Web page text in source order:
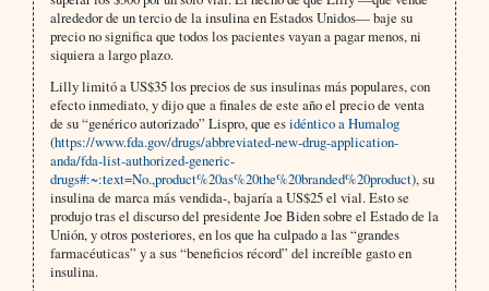
alrededor de un tercio de la insulina en Estados Unidos— baje su
precio no significa que todos los pacientes vayan a pagar menos, ni
siquiera a largo plazo.
Lilly limitó a US$35 los precios de sus insulinas más populares, con
efecto inmediato, y dijo que a finales de este año el precio de venta
de su “genérico autorizado” Lispro, que esidéntico a Humalog
(https://www.fda.gov/drugs/abbreviated-new-drug-application-
anda/fda-list-authorized-generic-
drugs#:~:text=No.,product%20as%20the%20branded%20product), su
insulina de marca más vendida-, bajaría a US$25 el vial. Esto se
produjo tras el discurso del presidente Joe Biden sobre el Estado de la
Unión, y otros posteriores, en los que ha culpado a las “grandes
farmacéuticas” y a sus “beneficios récord” del increíble gasto en
insulina.